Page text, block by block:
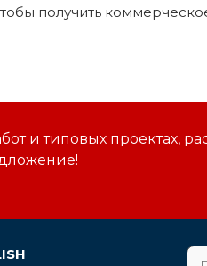
получить
и типовых проектах,